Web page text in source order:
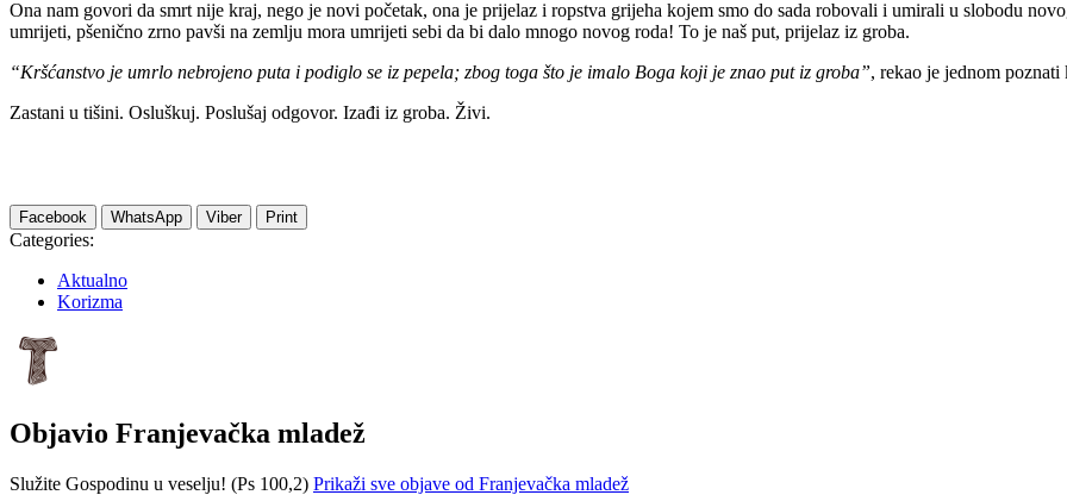
Ona nam govori da smrt nije kraj, nego je novi početak, ona je prijelaz i ropstva grijeha kojem smo do sada robovali i umirali u slobodu
umrijeti, pšenično zrno pavši na zemlju mora umrijeti sebi da bi dalo mnogo novog roda! To je naš put, prijelaz iz groba.
“Kršćanstvo je umrlo nebrojeno puta i podiglo se iz pepela; zbog toga što je imalo Boga koji je znao put iz groba”, rekao je jednom
Zastani u tišini. Osluškuj. Poslušaj odgovor. Izađi iz groba. Živi.
Facebook WhatsApp Viber Print
Categories:
Aktualno
Korizma
Objavio Franjevačka mladež
Služite Gospodinu u veselju! (Ps 100,2) Prikaži sve objave od Franjevačka mladež